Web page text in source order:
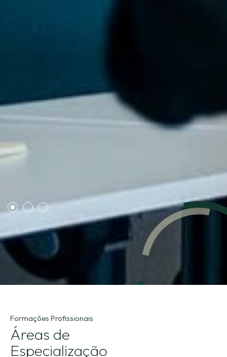
3
Formações Profissionais
Áreas de
Especialização